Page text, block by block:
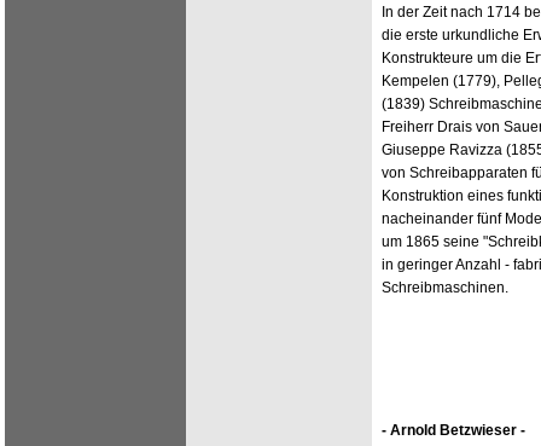
In der Zeit nach 1714
die erste urkundliche
Konstrukteure um die
Kempelen (1779),
(1839)
Freiherr Drais von
Giuseppe Ravizza
von Schreibapparaten
Konstruktion eines
nacheinander fünf
um 1865 seine
in geringer Anzahl -
Schreibmaschinen.
- Arnold Betzwieser -